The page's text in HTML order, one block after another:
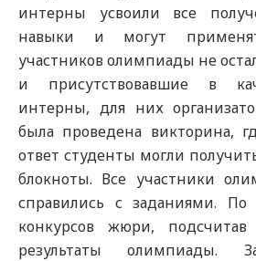
интерны усвоили все
навыки и могут
участников олимпиады не
и присутствовавшие в
интерны, для них
была проведена викторина,
ответ студенты могли
блокноты. Все участники
справились с заданиями. По
конкурсов жюри, подсчитав
результаты олимпиады.